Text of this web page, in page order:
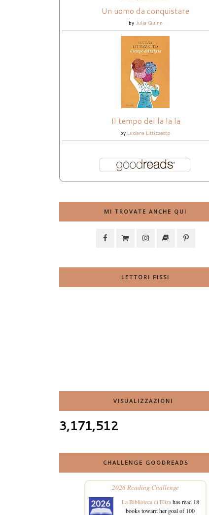
Un uomo da conquistare
by Julia Quinn
Il tempo del la la la
by Luciana Littizzetto
MI TROVATE ANCHE QUI
LETTORI FISSI
VISUALIZZAZIONI
3,171,512
CHALLENGE GOODREADS
2026 Reading Challenge
La Biblioteca di Elizahas read 18
books toward her goal of 100